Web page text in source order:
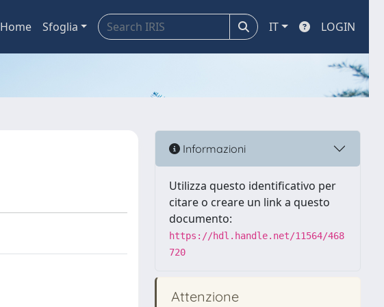
Home Sfoglia IT LOGIN
Informazioni
Utilizza questo identificativo per
citare o creare un link a questo
documento:
https://hdl.handle.net/11564/468
720
Attenzione